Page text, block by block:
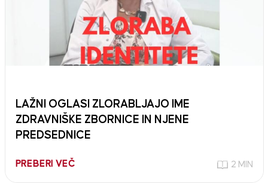
LAŽNI OGLASI ZLORABLJAJO IME
ZDRAVNIŠKE ZBORNICE IN NJENE
PREDSEDNICE
PREBERI VEČ 2 MIN